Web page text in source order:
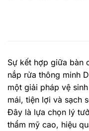
Sự kết hợp giữa bàn
nắp rửa thông minh
một giải pháp vệ
mái, tiện lợi và sạch
Đây là lựa chọn lý
thẩm mỹ cao, hiệu